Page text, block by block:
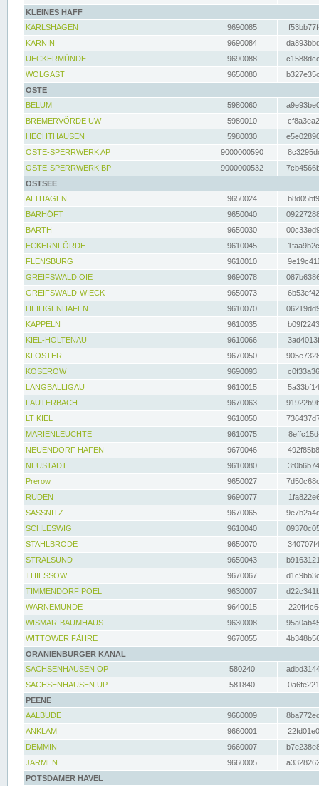
KLEINES HAFF
KARLSHAGEN
9690085
KARNIN
9690084
UECKERMÜNDE
9690088
WOLGAST
9650080
OSTE
BELUM
5980060
BREMERVÖRDE UW
5980010
HECHTHAUSEN
5980030
OSTE-SPERRWERK AP
9000000590
OSTE-SPERRWERK BP
9000000532
OSTSEE
ALTHAGEN
9650024
BARHÖFT
9650040
BARTH
9650030
ECKERNFÖRDE
9610045
FLENSBURG
9610010
GREIFSWALD OIE
9690078
GREIFSWALD-WIECK
9650073
HEILIGENHAFEN
9610070
KAPPELN
9610035
KIEL-HOLTENAU
9610066
KLOSTER
9670050
KOSEROW
9690093
LANGBALLIGAU
9610015
LAUTERBACH
9670063
LT KIEL
9610050
MARIENLEUCHTE
9610075
NEUENDORF HAFEN
9670046
NEUSTADT
9610080
Prerow
9650027
RUDEN
9690077
SASSNITZ
9670065
SCHLESWIG
9610040
STAHLBRODE
9650070
STRALSUND
9650043
THIESSOW
9670067
TIMMENDORF POEL
9630007
WARNEMÜNDE
9640015
WISMAR-BAUMHAUS
9630008
WITTOWER FÄHRE
9670055
ORANIENBURGER KANAL
SACHSENHAUSEN OP
580240
SACHSENHAUSEN UP
581840
PEENE
AALBUDE
9660009
ANKLAM
9660001
DEMMIN
9660007
JARMEN
9660005
POTSDAMER HAVEL